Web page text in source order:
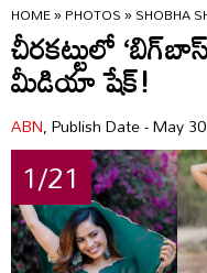
HOME»PHOTOS»SHOBHA
చీరకట్టులో
మీడియా షేక్!
ABN, Publish Date - May
1/21